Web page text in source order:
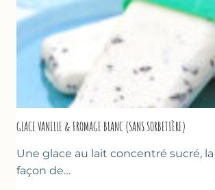
GLACE VANILLE & FROMAGE BLANC (SANS SORBETIÈRE)
Une glace au lait concentré sucré,
façon de…